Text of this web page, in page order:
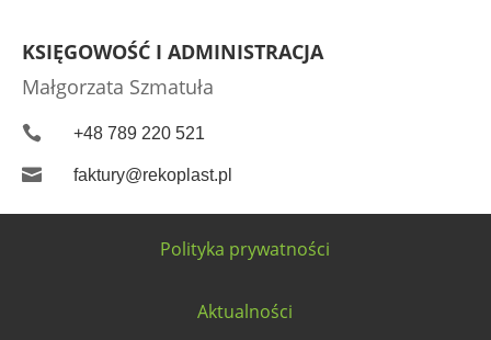
KSIĘGOWOŚĆ I ADMINISTRACJA
Małgorzata Szmatuła
 +48 789 220 521
 faktury@rekoplast.pl
Polityka prywatności
Aktualności